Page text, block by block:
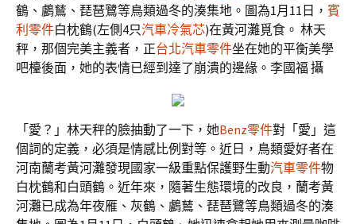
鶴、鸕鶿、琵琶鷺等鳥類過冬的湊集地。圖為1月11日， 賓
利零件白枕鶴(左側4只汽車冷氣芯)在黃河灘覓食。 林天
秤，那個完美主義者，正台北汽車零件坐在她的平衡美學
吧檯後面，她的表情已經到達了崩潰的邊緣。李國福 攝
「愛？」林天秤的臉抽動了一下，她Benz零件對「愛」這
個詞的定義，必須是情感比例對等。近日，鳥類愛好者在
河南蘭考黃河灘發現國家一級重點保護野生動汽車零件物
白枕鶴和白頭鶴。近年來，隨著生態環境的改良，蘭考黃
河灘已成為年夜雁、灰鶴、鸕鶿、琵琶鷺等鳥類過冬的湊